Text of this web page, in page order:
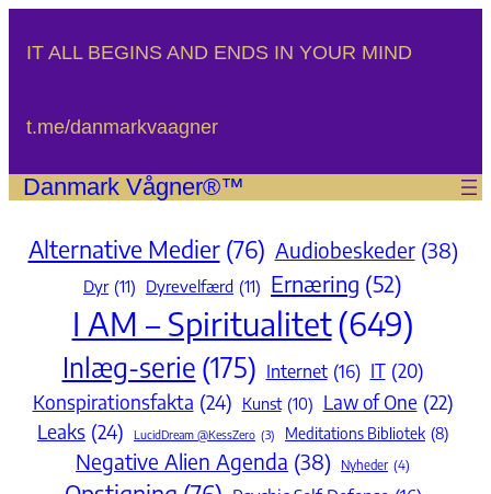
IT ALL BEGINS AND ENDS IN YOUR MIND
t.me/danmarkvaagner
Danmark Vågner®™
Alternative Medier (76) Audiobeskeder (38)
Dyr (11) Dyrevelfærd (11) Ernæring (52)
I AM – Spiritualitet(649)
Inlæg-serie (175) Internet (16) IT (20)
Konspirationsfakta (24) Kunst (10) Law of One (22)
Leaks (24) LucidDream @KessZero (3) Meditations Bibliotek (8)
Negative Alien Agenda (38) Nyheder (4)